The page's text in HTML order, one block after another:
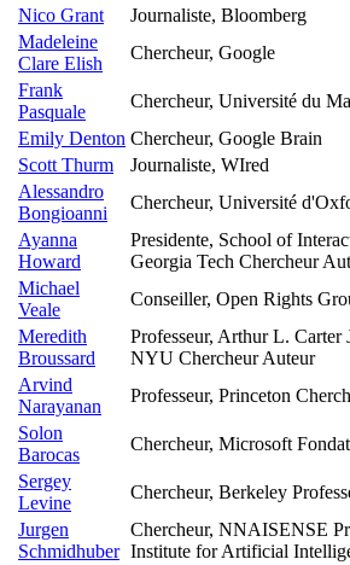
Nico Grant
Journaliste, Bloomberg
Madeleine
Clare Elish
Chercheur, Google
Frank
Pasquale
Chercheur, Université du
Emily Denton Chercheur, Google Brain
Scott Thurm
Journaliste, WIred
Alessandro
Bongioanni
Chercheur, Université
Ayanna
Howard
Presidente, School of
Georgia Tech Chercheur
Michael
Veale
Conseiller, Open Rights
Meredith
Broussard
Professeur, Arthur L. Carter
NYU Chercheur Auteur
Arvind
Narayanan
Professeur, Princeton
Solon
Barocas
Chercheur, Microsoft
Sergey
Levine
Chercheur, Berkeley
Jurgen
Schmidhuber
Chercheur, NNAISENSE
Institute for Artificial